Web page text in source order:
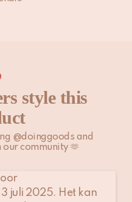
style this
@doinggoods and
community 🫶